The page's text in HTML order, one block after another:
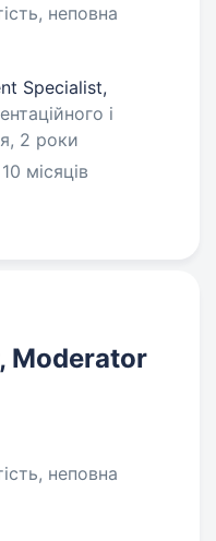
неповна
Specialist,
і
2 роки
місяців
Moderator
неповна